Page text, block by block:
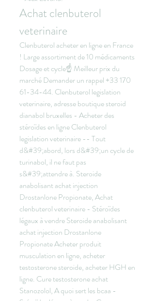
Achat clenbuterol
veterinaire
Clenbuterol acheter en ligne en France
! ️Large assortiment de 10 médicaments
Dosage et cycle☝️ Meilleur prix du
marché Demander un rappel +33 170
61-34-44. Clenbuterol legislation
veterinaire, adresse boutique steroid
dianabol bruxelles - Acheter des
stéroïdes en ligne Clenbuterol
legislation veterinaire -- Tout
d&#39;abord, lors d&#39;un cycle de
turinabol, il ne faut pas
s&#39;attendre à. Steroide
anabolisant achat injection
Drostanlone Propionate, Achat
clenbuterol veterinaire - Stéroïdes
légaux à vendre Steroide anabolisant
achat injection Drostanlone
Propionate Acheter produit
musculation en ligne, acheter
testosterone steroide, acheter HGH en
ligne. Cure testosterone achat
Stanozolol, A quoi sert les bcaa -